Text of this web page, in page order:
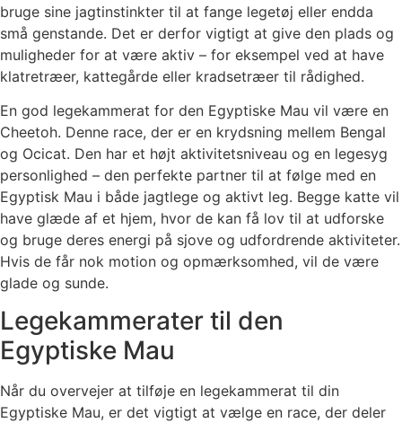
bruge sine jagtinstinkter til at fange legetøj eller endda
små genstande. Det er derfor vigtigt at give den plads og
muligheder for at være aktiv – for eksempel ved at have
klatretræer, kattegårde eller kradsetræer til rådighed.
En god legekammerat for den Egyptiske Mau vil være en
Cheetoh. Denne race, der er en krydsning mellem Bengal
og Ocicat. Den har et højt aktivitetsniveau og en legesyg
personlighed – den perfekte partner til at følge med en
Egyptisk Mau i både jagtlege og aktivt leg. Begge katte vil
have glæde af et hjem, hvor de kan få lov til at udforske
og bruge deres energi på sjove og udfordrende aktiviteter.
Hvis de får nok motion og opmærksomhed, vil de være
glade og sunde.
Legekammerater til den
Egyptiske Mau
Når du overvejer at tilføje en legekammerat til din
Egyptiske Mau, er det vigtigt at vælge en race, der deler